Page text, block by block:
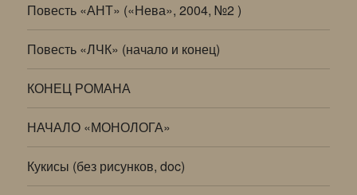
Повесть «АНТ» («Нева», 2004, №2 )
Повесть «ЛЧК» (начало и конец)
КОНЕЦ РОМАНА
НАЧАЛО «МОНОЛОГА»
Кукисы (без рисунков, doc)